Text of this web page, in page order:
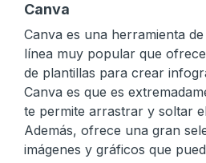
Canva
Canva es una herramienta
línea muy popular que
de plantillas para crear
Canva es que es
te permite arrastrar y soltar
Además, ofrece una gran
imágenes y gráficos que